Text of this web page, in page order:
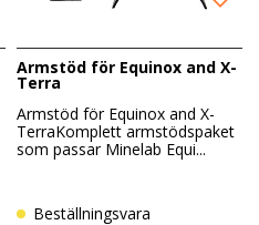
Armstöd för Equinox and X-
Terra
Armstöd för Equinox and X-
TerraKomplett armstödspaket
som passar Minelab Equi...
Beställningsvara